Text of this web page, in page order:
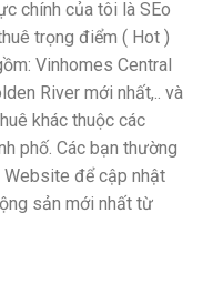
chính của tôi là SEo
trọng điểm ( Hot )
Vinhomes Central
River mới nhất,.. và
khác thuộc các
phố. Các bạn thường
để cập nhật
sản mới nhất từ